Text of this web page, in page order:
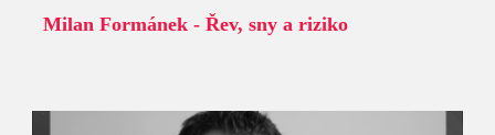
Milan Formánek - Řev, sny a riziko